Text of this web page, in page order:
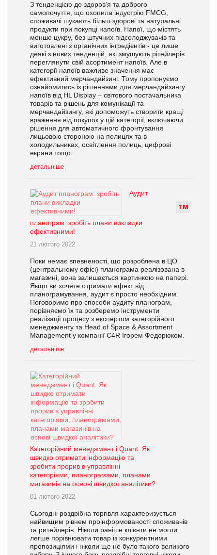
З тенденцією до здоров'я та доброго
самопочуття, що охопила індустрію FMCG,
споживачі шукають більш здорові та натуральні
продукти при покупці напоїв. Напої, що містять
менше цукру, без штучних підсолоджувачів та
виготовлені з органічних інгредієнтів - це лише
деякі з нових тенденцій, які змушують рітейлерів
переглянути свій асортимент напоїв. Але в
категорії напоїв важливе значення має
ефективний мерчандайзинг. Тому пропонуємо
ознайомитись із рішеннями для мерчандайзингу
напоїв від HL Display – світового постачальника
товарів та рішень для комунікації та
мерчандайзингу, які допоможуть створити кращі
враження від покупок у цій категорії, включаючи
рішення для автоматичного фронтування
лицьовою стороною на полицях та в
холодильниках, освітлення полиць, цифрові
екрани тощо.
детальніше
ТМ
Аудит
планограм: зробіть плани викладки
ефективними!
21 лютого 2022
Поки немає впевненості, що розроблена в ЦО
(центральному офісі) планограма реалізована в
магазині, вона залишається картинкою на папері.
Якщо ви хочете отримати ефект від
планограмування, аудит є просто необхідним.
Поговоримо про способи аудиту планограм,
порівняємо їх та розберемо інструменти
реалізації процесу з експертом категорійного
менеджменту та Head of Space & Assortment
Management у компанії C4R Ігорем Федорюком.
детальніше
Категорійний менеджмент і Quant. Як
швидко отримати інформацію та
зробити прорив в управлінні
категоріями, планограмами, планами
магазинів на основі швидкої аналітики?
01 лютого 2022
Сьогодні роздрібна торгівля характеризується
найвищим рівнем проінформованості споживачів
та ритейлерів. Ніколи раніше клієнти не могли
легше порівнювати товар із конкурентними
пропозиціями і ніколи ще не було такого великого